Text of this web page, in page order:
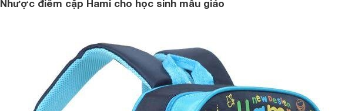
Nhược điểm cặp Hami cho học sinh mẫu giáo